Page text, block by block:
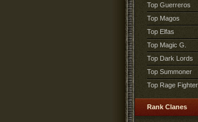
Top Guerreros
Top Magos
Top Elfas
Top Magic G.
Top Dark Lords
Top Summoner
Top Rage Fighter
Rank Clanes